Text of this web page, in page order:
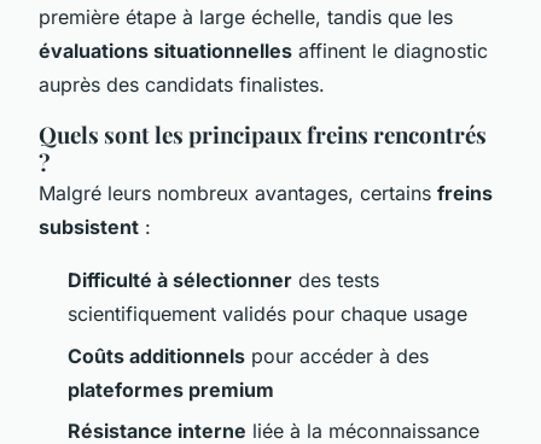
première étape à large échelle, tandis que les
évaluations situationnelles affinent le diagnostic
auprès des candidats finalistes.
Quels sont les principaux freins rencontrés
?
Malgré leurs nombreux avantages, certains freins
subsistent :
Difficulté à sélectionner des tests
scientifiquement validés pour chaque usage
Coûts additionnels pour accéder à des
plateformes premium
Résistance interne liée à la méconnaissance